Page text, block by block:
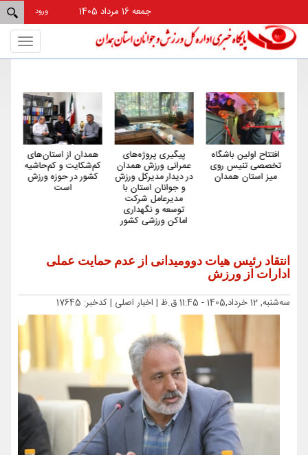
ورود
جمعه 16 مرداد 1405
آغاز اردوی تیم ملی
پارادوومیدانی در
همدان/ حضور ۵
افتتاح اولین باشگاه
تخصصی تنیس روی
میز استان همدان
پیگیری پروژه‌های
عمرانی ورزش همدان
در دیدار مدیرکل ورزش
و جوانان استان با
انتقاد رئیس هیات دوومیدانی از عدم حمایت عملی
ادارات از ورزش
ﺳﻪشنبه, 12 خرداد,1405 - 11:45 ق.ظ | اخبار اصلی | کدخبر: 17645